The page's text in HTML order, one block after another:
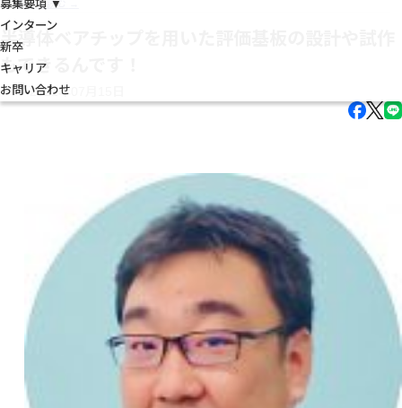
募集要項 ▼
インターン
新卒
キャリア
お問い合わせ
続きを読む
半導体ベアチップを用いた評価基板の設計や試作
もできるんです！
2021年07月15日